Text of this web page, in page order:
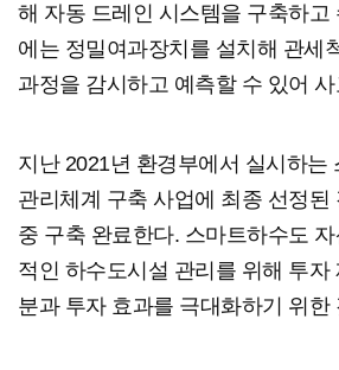
해 자동 드레인 시스템을 구축하고
에는 정밀여과장치를 설치해 관세
과정을 감시하고 예측할 수 있어
지난 2021년 환경부에서 실시하는
관리체계 구축 사업에 최종 선정된
중 구축 완료한다. 스마트하수도
적인 하수도시설 관리를 위해 투자
분과 투자 효과를 극대화하기 위한